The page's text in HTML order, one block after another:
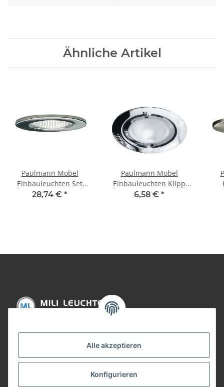
Alle akzeptieren
Konfigurieren
Ähnliche Artikel
Paulmann Möbel
Einbauleuchten Set
Schutzglas strukt. 3x20W
28,74 € *
Paulmann Möbel
Einbauleuchten Klipp
Klapp max.20W 12V G4
6,58 € *
Gesetzliche Informationen